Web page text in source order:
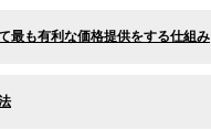
最も有利な価格提供をする仕組み